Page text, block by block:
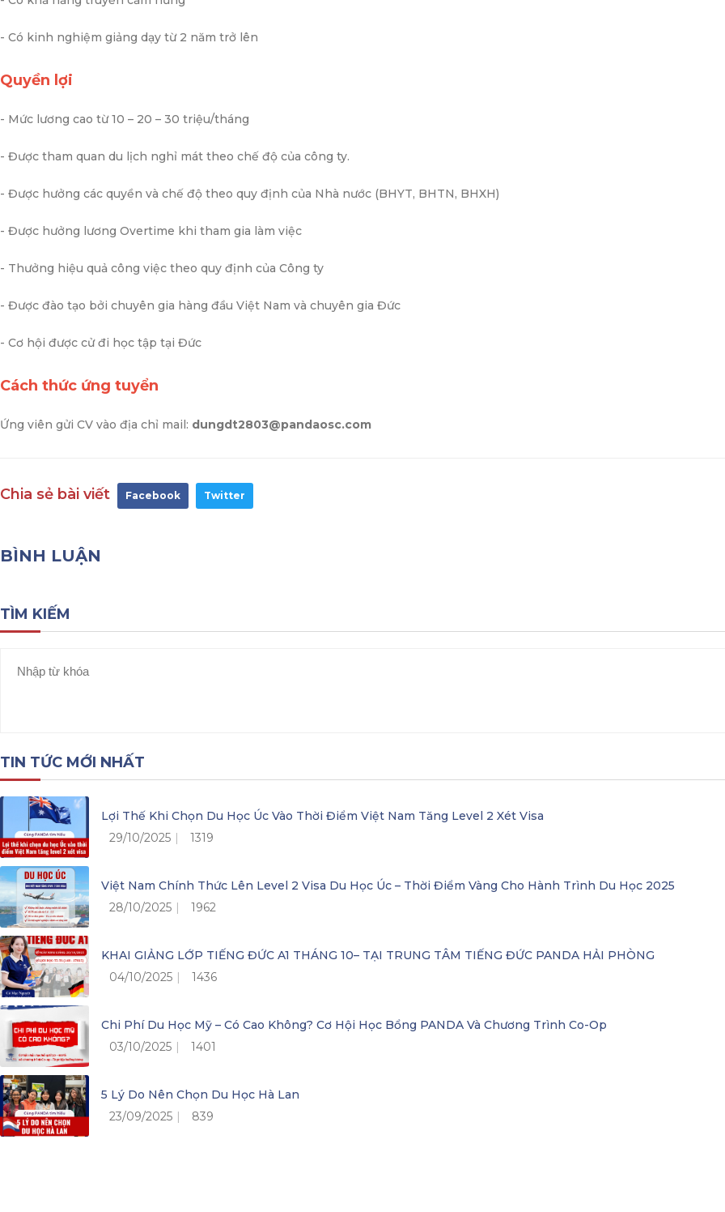
- Có kinh nghiệm giảng dạy từ 2 năm trở lên
Quyền lợi
- Mức lương cao từ 10 – 20 – 30 triệu/tháng
- Được tham quan du lịch nghỉ mát theo chế độ của công ty.
- Được hưởng các quyền và chế độ theo quy định của Nhà nước (BHYT, BHTN, BHXH)
- Được hưởng lương Overtime khi tham gia làm việc
- Thưởng hiệu quả công việc theo quy định của Công ty
- Được đào tạo bởi chuyên gia hàng đầu Việt Nam và chuyên gia Đức
- Cơ hội được cử đi học tập tại Đức
Cách thức ứng tuyển
Ứng viên gửi CV vào địa chỉ mail: dungdt2803@pandaosc.com
Chia sẻ bài viết Facebook Twitter
BÌNH LUẬN
TÌM KIẾM
TIN TỨC MỚI NHẤT
Lợi Thế Khi Chọn Du Học Úc Vào Thời Điểm Việt Nam Tăng Level 2 Xét Visa
29/10/2025
1319
Việt Nam Chính Thức Lên Level 2 Visa Du Học Úc – Thời Điểm Vàng Cho Hành Trình Du Học 2025
28/10/2025
1962
KHAI GIẢNG LỚP TIẾNG ĐỨC A1 THÁNG 10– TẠI TRUNG TÂM TIẾNG ĐỨC PANDA HẢI PHÒNG
04/10/2025
1436
Chi Phí Du Học Mỹ – Có Cao Không? Cơ Hội Học Bổng PANDA Và Chương Trình Co-Op
03/10/2025
1401
5 Lý Do Nên Chọn Du Học Hà Lan
23/09/2025
839